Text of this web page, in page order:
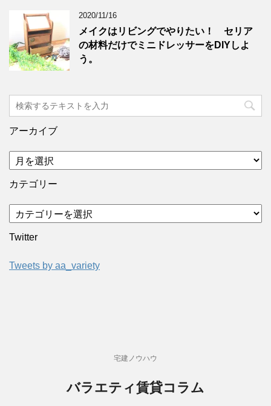
2020/11/16
メイクはリビングでやりたい！ セリア
の材料だけでミニドレッサーをDIYしよ
う。
アーカイブ
カテゴリー
Twitter
Tweets by aa_variety
宅建ノウハウ
バラエティ賃貸コラム